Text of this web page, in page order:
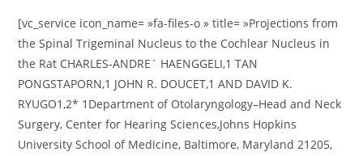
[vc_service icon_name= »fa-files-o » title= »Projections from
the Spinal Trigeminal Nucleus to the Cochlear Nucleus in
the Rat CHARLES-ANDRE´ HAENGGELI,1 TAN
PONGSTAPORN,1 JOHN R. DOUCET,1 AND DAVID K.
RYUGO1,2* 1Department of Otolaryngology–Head and Neck
Surgery, Center for Hearing Sciences,Johns Hopkins
University School of Medicine, Baltimore, Maryland 21205,